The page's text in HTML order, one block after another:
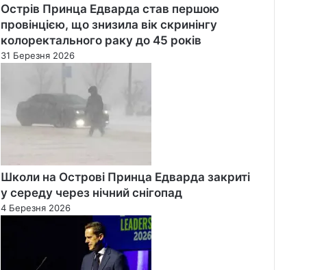
Острів Принца Едварда став першою
провінцією, що знизила вік скринінгу
колоректального раку до 45 років
31 Березня 2026
Школи на Острові Принца Едварда закриті
у середу через нічний снігопад
4 Березня 2026